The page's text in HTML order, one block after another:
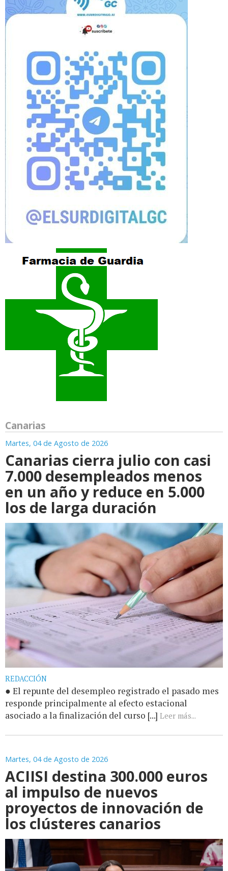
Canarias
Martes, 04 de Agosto de 2026
Canarias cierra julio con casi
7.000 desempleados menos
en un año y reduce en 5.000
los de larga duración
REDACCIÓN
● El repunte del desempleo registrado el pasado mes
responde principalmente al efecto estacional
asociado a la finalización del curso [...] Leer más...
Martes, 04 de Agosto de 2026
ACIISI destina 300.000 euros
al impulso de nuevos
proyectos de innovación de
los clústeres canarios